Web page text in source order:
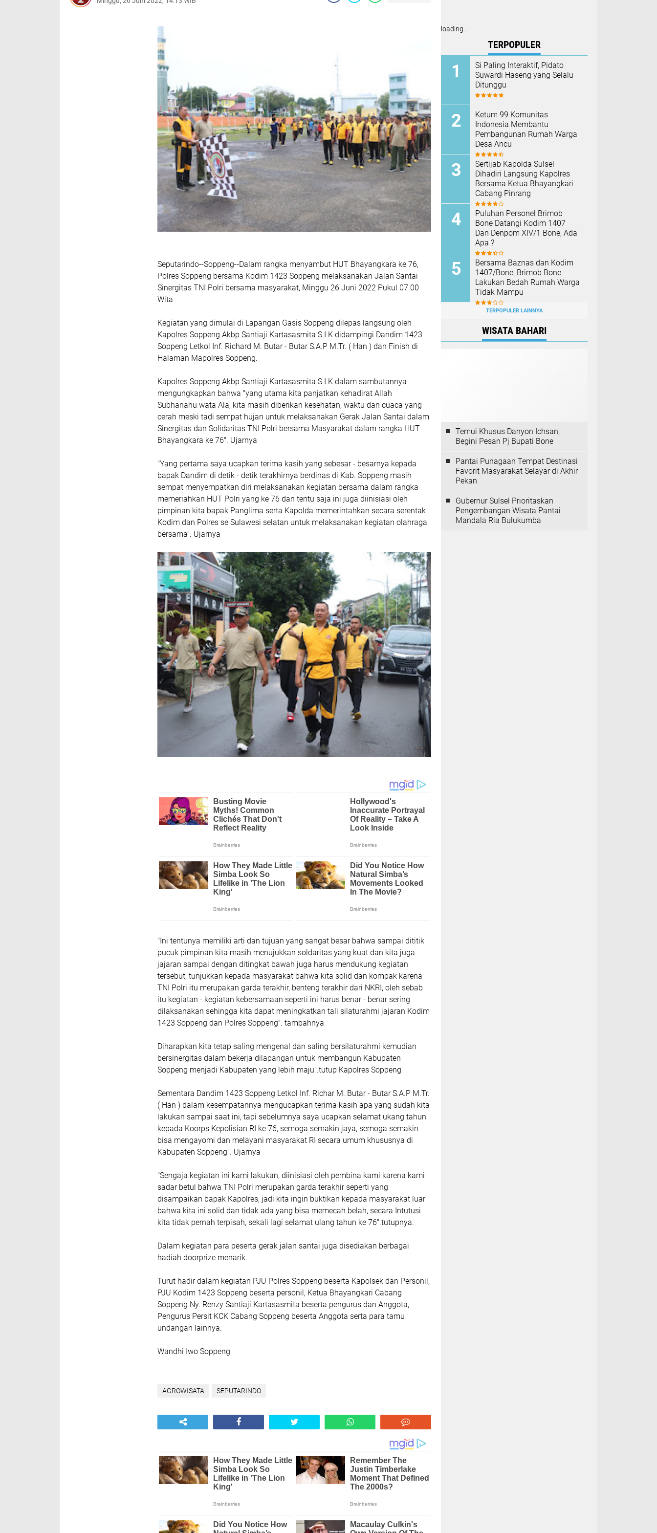
Seputarindo--Soppeng--Dalam rangka menyambut HUT Bhayangkara ke 76,
Polres Soppeng bersama Kodim 1423 Soppeng melaksanakan Jalan Santai
Sinergitas TNI Polri bersama masyarakat, Minggu 26 Juni 2022 Pukul 07.00
Wita
Kegiatan yang dimulai di Lapangan Gasis Soppeng dilepas langsung oleh
Kapolres Soppeng Akbp Santiaji Kartasasmita S.I.K didampingi Dandim 1423
Soppeng Letkol Inf. Richard M. Butar - Butar S.A.P M.Tr. ( Han ) dan Finish di
Halaman Mapolres Soppeng.
Kapolres Soppeng Akbp Santiaji Kartasasmita S.I.K dalam sambutannya
mengungkapkan bahwa "yang utama kita panjatkan kehadirat Allah
Subhanahu wata Ala, kita masih diberikan kesehatan, waktu dan cuaca yang
cerah meski tadi sempat hujan untuk melaksanakan Gerak Jalan Santai dalam
Sinergitas dan Solidaritas TNI Polri bersama Masyarakat dalam rangka HUT
Bhayangkara ke 76". Ujarnya
"Yang pertama saya ucapkan terima kasih yang sebesar - besarnya kepada
bapak Dandim di detik - detik terakhirnya berdinas di Kab. Soppeng masih
sempat menyempatkan diri melaksanakan kegiatan bersama dalam rangka
memeriahkan HUT Polri yang ke 76 dan tentu saja ini juga diinisiasi oleh
pimpinan kita bapak Panglima serta Kapolda memerintahkan secara serentak
Kodim dan Polres se Sulawesi selatan untuk melaksanakan kegiatan olahraga
bersama". Ujarnya
"Ini tentunya memiliki arti dan tujuan yang sangat besar bahwa sampai dititik
pucuk pimpinan kita masih menujukkan soldaritas yang kuat dan kita juga
jajaran sampai dengan ditingkat bawah juga harus mendukung kegiatan
tersebut, tunjukkan kepada masyarakat bahwa kita solid dan kompak karena
TNI Polri itu merupakan garda terakhir, benteng terakhir dari NKRI, oleh sebab
itu kegiatan - kegiatan kebersamaan seperti ini harus benar - benar sering
dilaksanakan sehingga kita dapat meningkatkan tali silaturahmi jajaran Kodim
1423 Soppeng dan Polres Soppeng". tambahnya
Diharapkan kita tetap saling mengenal dan saling bersilaturahmi kemudian
bersinergitas dalam bekerja dilapangan untuk membangun Kabupaten
Soppeng menjadi Kabupaten yang lebih maju".tutup Kapolres Soppeng
Sementara Dandim 1423 Soppeng Letkol Inf. Richar M. Butar - Butar S.A.P M.Tr.
( Han ) dalam kesempatannya mengucapkan terima kasih apa yang sudah kita
lakukan sampai saat ini, tapi sebelumnya saya ucapkan selamat ukang tahun
kepada Koorps Kepolisian RI ke 76, semoga semakin jaya, semoga semakin
bisa mengayomi dan melayani masyarakat RI secara umum khususnya di
Kabupaten Soppeng". Ujarnya
"Sengaja kegiatan ini kami lakukan, diinisiasi oleh pembina kami karena kami
sadar betul bahwa TNI Polri merupakan garda terakhir seperti yang
disampaikan bapak Kapolres, jadi kita ingin buktikan kepada masyarakat luar
bahwa kita ini solid dan tidak ada yang bisa memecah belah, secara Intutusi
kita tidak pernah terpisah, sekali lagi selamat ulang tahun ke 76".tutupnya.
Dalam kegiatan para peserta gerak jalan santai juga disediakan berbagai
hadiah doorprize menarik.
Turut hadir dalam kegiatan PJU Polres Soppeng beserta Kapolsek dan Personil,
PJU Kodim 1423 Soppeng beserta personil, Ketua Bhayangkari Cabang
Soppeng Ny. Renzy Santiaji Kartasasmita beserta pengurus dan Anggota,
Pengurus Persit KCK Cabang Soppeng beserta Anggota serta para tamu
undangan lainnya.
Wandhi Iwo Soppeng
AGROWISATA SEPUTARINDO
loading...
TERPOPULER
Si Paling Interaktif, Pidato
Suwardi Haseng yang Selalu
Ditunggu
Ketum 99 Komunitas
Indonesia Membantu
Pembangunan Rumah Warga
Desa Ancu
Sertijab Kapolda Sulsel
Dihadiri Langsung Kapolres
Bersama Ketua Bhayangkari
Cabang Pinrang
Puluhan Personel Brimob
Bone Datangi Kodim 1407
Dan Denpom XIV/1 Bone, Ada
Apa ?
Bersama Baznas dan Kodim
1407/Bone, Brimob Bone
Lakukan Bedah Rumah Warga
Tidak Mampu
TERPOPULER LAINNYA
WISATA BAHARI
Temui Khusus Danyon Ichsan,
Begini Pesan Pj Bupati Bone
Pantai Punagaan Tempat Destinasi
Favorit Masyarakat Selayar di Akhir
Pekan
Gubernur Sulsel Prioritaskan
Pengembangan Wisata Pantai
Mandala Ria Bulukumba